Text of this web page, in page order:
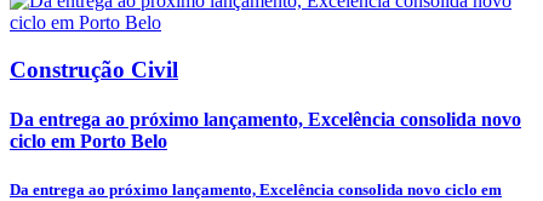
Construção Civil
Da entrega ao próximo lançamento, Excelência consolida novo
ciclo em Porto Belo
Da entrega ao próximo lançamento, Excelência consolida novo ciclo em